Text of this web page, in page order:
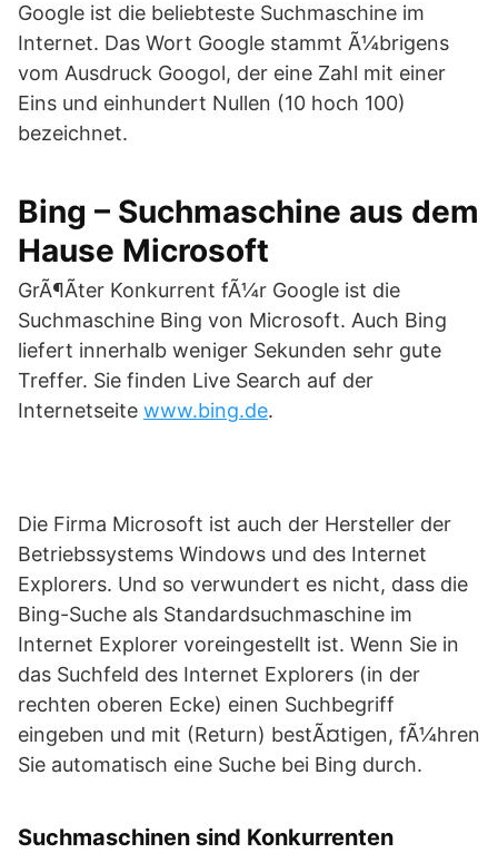
Google ist die beliebteste Suchmaschine im
Internet. Das Wort Google stammt Ã¼brigens
vom Ausdruck Googol, der eine Zahl mit einer
Eins und einhundert Nullen (10 hoch 100)
bezeichnet.
Bing – Suchmaschine aus dem
Hause Microsoft
GrÃ¶Ãter Konkurrent fÃ¼r Google ist die
Suchmaschine Bing von Microsoft. Auch Bing
liefert innerhalb weniger Sekunden sehr gute
Treffer. Sie finden Live Search auf der
Internetseite www.bing.de.
Die Firma Microsoft ist auch der Hersteller der
Betriebssystems Windows und des Internet
Explorers. Und so verwundert es nicht, dass die
Bing-Suche als Standardsuchmaschine im
Internet Explorer voreingestellt ist. Wenn Sie in
das Suchfeld des Internet Explorers (in der
rechten oberen Ecke) einen Suchbegriff
eingeben und mit (Return) bestÃ¤tigen, fÃ¼hren
Sie automatisch eine Suche bei Bing durch.
Suchmaschinen sind Konkurrenten